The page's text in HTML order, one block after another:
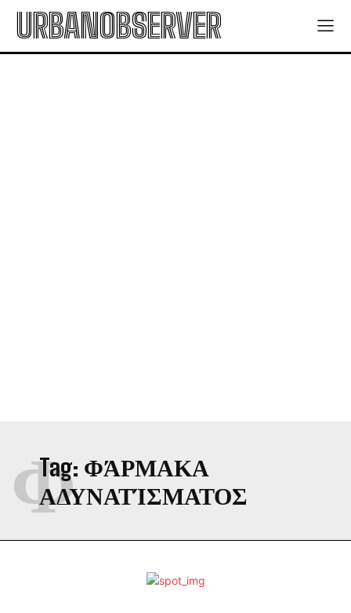
URBANOBSERVER
Tag: ΦΆΡΜΑΚΑ
ΑΔΥΝΑΤΊΣΜΑΤΟΣ
Φ